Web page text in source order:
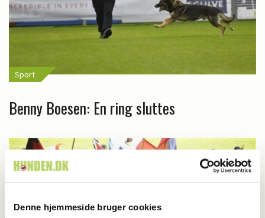
Denne hjemmeside bruger cookies
Sport
Benny Boesen: En ring sluttes